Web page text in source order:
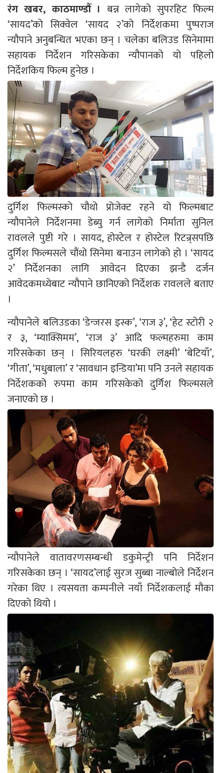
रंग खबर, काठमाण्डौँ । बन्न लागेको सुपरहिट फिल्म
‘सायद’को सिक्वेल ‘सायद २’को निर्देशकमा पुष्पराज
न्यौपाने अनुबन्धित भएका छन् । चलेका बलिउड सिनेमामा
सहायक निर्देशन गरिसकेका न्यौपानको यो पहिलो
निर्देशकिय फिल्म हुनेछ ।
दुर्गिश फिल्मस्को चौथो प्रोजेक्ट रहने यो फिल्मबाट
न्यौपानेले निर्देशनमा डेब्यु गर्न लागेको निर्माता सुनिल
रावलले पुष्टी गरे । सायद, होस्टेल र होस्टेल रिटन्र्सपछि
दुर्गिश फिल्मसले चौंथो सिनेमा बनाउन लागेको हो । ‘सायद
२’ निर्देशनका लागि आवेदन दिएका झन्डै दर्जन
आवेदकमध्येबाट न्यौपाने छानिएको निर्देशक रावलले बताए
।
न्यौपानेले बलिउडका ‘डेन्जरस इस्क’, ‘राज ३’, ‘हेट स्टोरी २
र ३, ‘म्याक्सिमम’, ‘राज ३’ आदि फल्महरुमा काम
गरिसकेका छन् । सिरियलहरु ‘घरकी लक्ष्मी’ ‘बेटियाँ’,
‘गीता’, ‘मधुबाला’ र ‘सावधान इन्डिया’मा पनि उनले सहायक
निर्देशकको रुपमा काम गरिसकेको दुर्गिश फिल्मसले
जनाएको छ ।
न्यौपानेले वातावरणसम्बन्धी डकुमेन्ट्री पनि निर्देशन
गरिसकेका छन् । ‘सायद’लाई सुरज सुब्बा नाल्बोले निर्देशन
गरेका थिए । त्यसयता कम्पनीले नयाँ निर्देशकलाई मौका
दिएको थियो ।